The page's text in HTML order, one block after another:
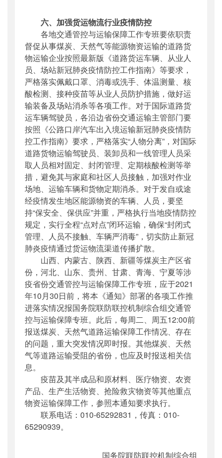
六、加强货运物流行业疫情防控
各地交通管控与运输保障工作专班要依职责
督促从事煤炭、天然气等能源物资运输的道路货
物运输企业按照最新版《道路货运车辆、从业人
员、场站新冠肺炎疫情防控工作指南》等要求，
严格落实佩戴口罩、消毒或洗手、体温测量、核
酸检测、接种疫苗等从业人员防护措施，做好运
输装备及场站消杀等各项工作。对于国际道路货
运车辆驾驶员，各沿边省份交通运输主管部门要
按照《公路口岸汽车出入境运输新冠肺炎疫情防
控工作指南》要求，严格落实“人物分离”，对国际
道路货物运输驾驶员、装卸员和一线管理人员采
取人员相对固定、封闭管理、定期核酸检测等举
措，避免其与家庭和社区人员接触，加强对作业
场地、运输车辆和货物定期消杀。对于发自或途
经疫情发生地区能源物资的车辆、人员，要坚
持“保安全、保供应”并重，严格执行当地疫情防控
规定，实行全程“点对点”闭环运输，确保“封闭式
管理、人员不接触、车辆严消毒”，切实防止新冠
肺炎疫情通过货运物流渠道传播扩散。
山西、内蒙古、陕西、新疆等煤炭主产区省
份，河北、山东、贵州、甘肃、青海、宁夏等涉
疫省份交通管控与运输保障工作专班，应于2021
年10月30日前，将本《通知》部署的各项工作推
进落实情况报国务院联防联控机制综合组交通管
控与运输保障专班。此后，每周二、周五12:00前
报送煤炭、天然气道路运输保障工作情况、存在
的问题，重大突发情况即时报。其他煤炭、天然
气等道路运输受阻的省份，也应及时报送相关信
息。
疫苗及其半成品和原材料、医疗物资、农资
产品、生产生活物资、抢险救灾物资等其他重点
物资运输保障工作，参照本通知要求执行。
联系电话：010-65292831，传真：010-
65290939。
国务院联防联控机制综合组